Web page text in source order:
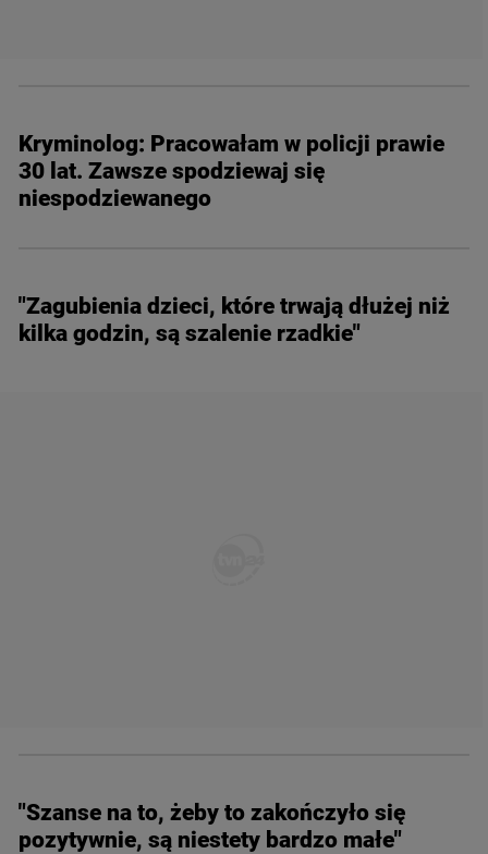
Kryminolog: Pracowałam w policji prawie
30 lat. Zawsze spodziewaj się
niespodziewanego
"Zagubienia dzieci, które trwają dłużej niż
kilka godzin, są szalenie rzadkie"
"Szanse na to, żeby to zakończyło się
pozytywnie, są niestety bardzo małe"